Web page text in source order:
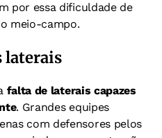
por essa dificuldade de
meio-campo.
laterais
falta de laterais capazes
. Grandes equipes
com defensores pelos